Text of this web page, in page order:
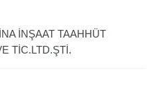
İNŞAAT TAAHHÜT
TİC.LTD.ŞTİ.